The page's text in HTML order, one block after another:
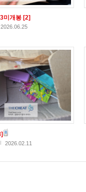
미개봉 [2]
2026.06.25
2026.02.11